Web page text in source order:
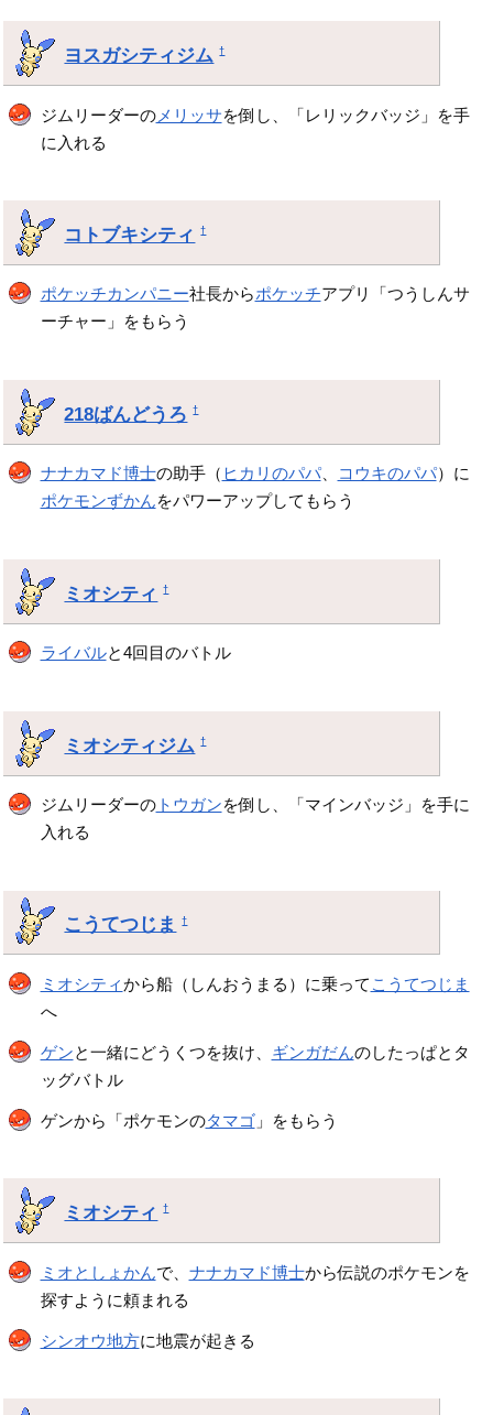
ヨスガシティジム †
ジムリーダーのメリッサを倒し、「レリックバッジ」を手
に入れる
コトブキシティ †
ポケッチカンパニー社長からポケッチアプリ「つうしんサ
ーチャー」をもらう
218ばんどうろ †
ナナカマド博士の助手（ ヒカリのパパ、 コウキのパパ）に
ポケモンずかんをパワーアップしてもらう
ミオシティ †
ライバルと4回目のバトル
ミオシティジム †
ジムリーダーのトウガンを倒し、「マインバッジ」を手に
入れる
こうてつじま †
ミオシティから船（しんおうまる）に乗って こうてつじま
へ
ゲンと一緒にどうくつを抜け、 ギンガだんのしたっぱとタ
ッグバトル
ゲンから「ポケモンのタマゴ」をもらう
ミオシティ †
ミオとしょかんで、 ナナカマド博士から伝説のポケモンを
探すように頼まれる
シンオウ地方に地震が起きる